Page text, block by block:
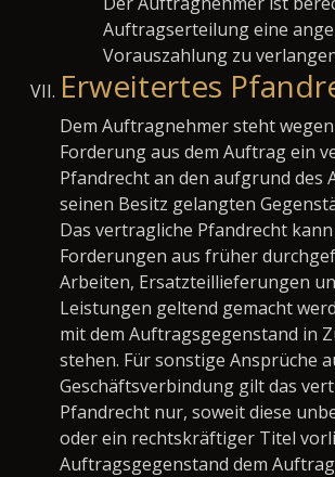
Auftragserteilung eine
Vorauszahlung zu
Erweitertes
Dem Auftragnehmer steht
Forderung aus dem Auftrag ein
Pfandrecht an den aufgrund des
seinen Besitz gelangten
Das vertragliche Pfandrecht
Forderungen aus früher
Arbeiten, Ersatzteillieferungen
Leistungen geltend gemacht
mit dem Auftragsgegenstand in
stehen. Für sonstige Ansprüche
Geschäftsverbindung gilt das
Pfandrecht nur, soweit diese
oder ein rechtskräftiger Titel
Auftragsgegenstand dem